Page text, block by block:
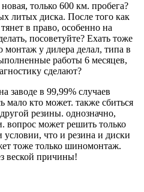
только 600 км. пробега?
литых диска. После того как
в право, особенно на
посоветуйте? Ехать тоже
монтаж у дилера делал, типа в
работы 6 месяцев,
сделают?
заводе в 99,99% случаев
мало кто может. также сбиться
резины. однозначно,
может решить только
что и резина и диски
тоже только шиномонтаж.
веской причины!